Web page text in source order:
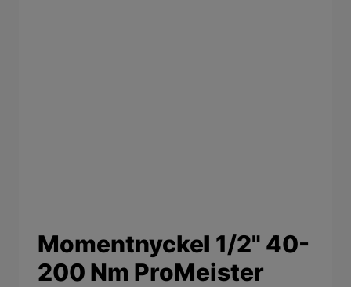
Momentnyckel 1/2" 40-
200 Nm ProMeister